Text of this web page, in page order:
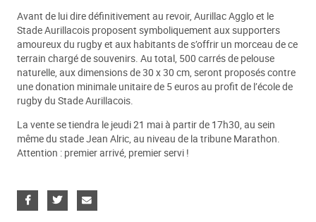
Avant de lui dire définitivement au revoir, Aurillac Agglo et le
Stade Aurillacois proposent symboliquement aux supporters
amoureux du rugby et aux habitants de s’offrir un morceau de ce
terrain chargé de souvenirs. Au total, 500 carrés de pelouse
naturelle, aux dimensions de 30 x 30 cm, seront proposés contre
une donation minimale unitaire de 5 euros au profit de l’école de
rugby du Stade Aurillacois.
La vente se tiendra le jeudi 21 mai à partir de 17h30, au sein
même du stade Jean Alric, au niveau de la tribune Marathon.
Attention : premier arrivé, premier servi !